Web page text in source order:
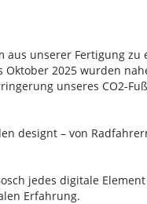
unserer Fertigung
2025 wurden
unseres CO2-
designt – von
jedes digitale
Erfahrung.